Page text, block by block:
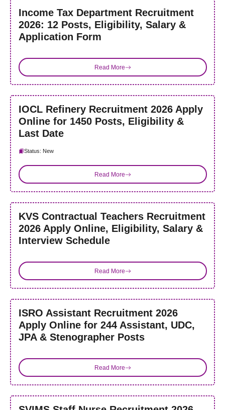
Income Tax Department Recruitment
2026: 12 Posts, Eligibility, Salary &
Application Form
Read More
IOCL Refinery Recruitment 2026 Apply
Online for 1450 Posts, Eligibility &
Last Date
Status: New
Read More
KVS Contractual Teachers Recruitment
2026 Apply Online, Eligibility, Salary &
Interview Schedule
Read More
ISRO Assistant Recruitment 2026
Apply Online for 244 Assistant, UDC,
JPA & Stenographer Posts
Read More